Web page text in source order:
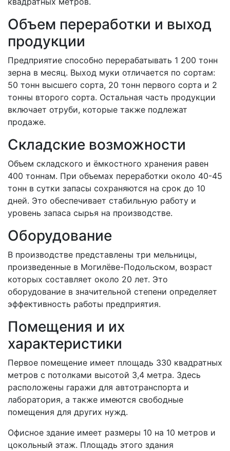
Объем переработки и выход
продукции
Предприятие способно перерабатывать 1 200 тонн
зерна в месяц. Выход муки отличается по сортам:
50 тонн высшего сорта, 20 тонн первого сорта и 2
тонны второго сорта. Остальная часть продукции
включает отруби, которые также подлежат
продаже.
Складские возможности
Объем складского и ёмкостного хранения равен
400 тоннам. При объемах переработки около 40-45
тонн в сутки запасы сохраняются на срок до 10
дней. Это обеспечивает стабильную работу и
уровень запаса сырья на производстве.
Оборудование
В производстве представлены три мельницы,
произведенные в Могилёве-Подольском, возраст
которых составляет около 20 лет. Это
оборудование в значительной степени определяет
эффективность работы предприятия.
Помещения и их
характеристики
Первое помещение имеет площадь 330 квадратных
метров с потолками высотой 3,4 метра. Здесь
расположены гаражи для автотранспорта и
лаборатория, а также имеются свободные
помещения для других нужд.
Офисное здание имеет размеры 10 на 10 метров и
цокольный этаж. Площадь этого здания